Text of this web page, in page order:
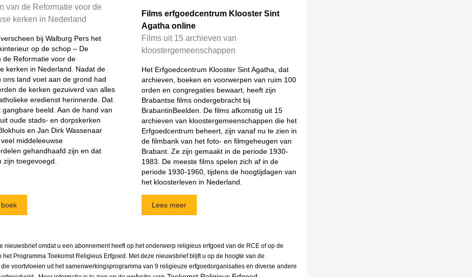
van de Reformatie voor de
kerken in Nederland
bij Walburg Pers het
op de schop – De
de Reformatie voor de
kerken in Nederland. Nadat de
ons land voet aan de grond had
de kerken gezuiverd van alles
eredienst herinnerde. Dat
gangbare beeld. Aan de hand van
oude stads- en dorpskerken
en Jan Dirk Wassenaar
middeleeuwse
gehandhaafd zijn en dat
zijn toegevoegd.
Films erfgoedcentrum Klooster Sint
Agatha online
Films uit 15 archieven van
kloostergemeenschappen
Het Erfgoedcentrum Klooster Sint Agatha, dat
archieven, boeken en voorwerpen van ruim 100
orden en congregaties bewaart, heeft zijn
Brabantse films ondergebracht bij
BrabantinBeelden. De films afkomstig uit 15
archieven van kloostergemeenschappen die het
Erfgoedcentrum beheert, zijn vanaf nu te zien in
de filmbank van het foto- en filmgeheugen van
Brabant. Ze zijn gemaakt in de periode 1930-
1983. De meeste films spelen zich af in de
periode 1930-1960, tijdens de hoogtijdagen van
het kloosterleven in Nederland.
Lees meer
nieuwsbrief omdat u een abonnement heeft op het onderwerp religieus erfgoed van de RCE of op de
het Programma Toekomst Religieus Erfgoed. Met deze nieuwsbrief blijft u op de hoogte van de
voortvloeien uit het samenwerkings­programma van 9 religieuze erfgoedorganisaties en diverse andere